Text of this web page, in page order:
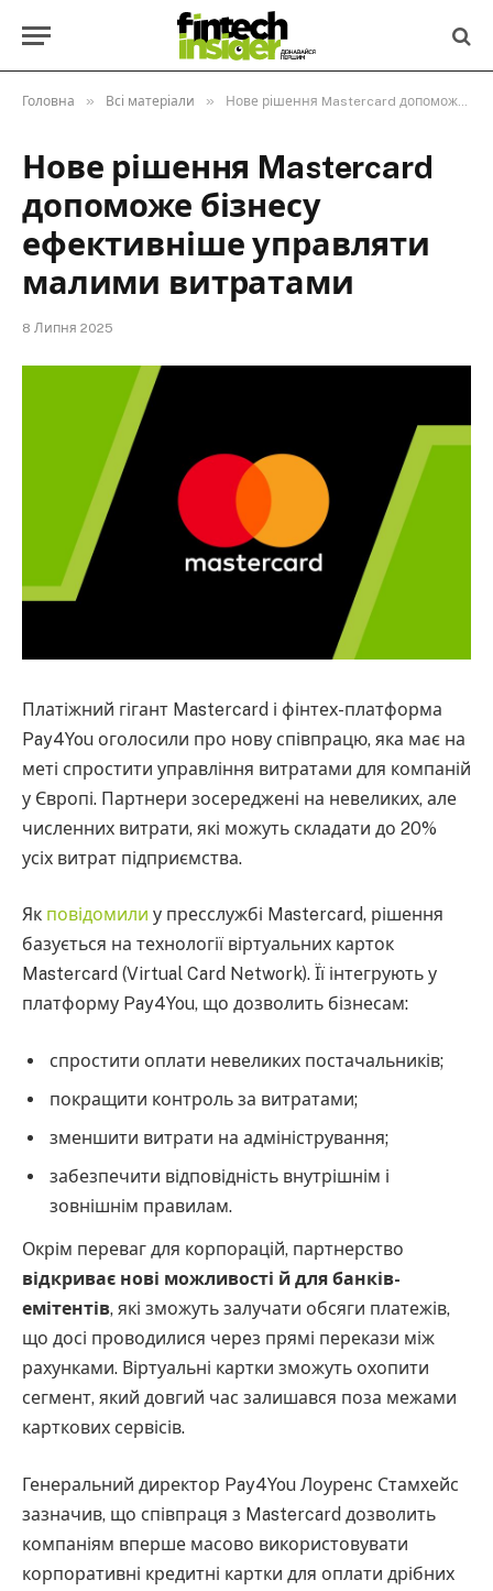
Головна » Всі матеріали » Нове рішення Mastercard допоможе бізнесу ефективніше управляти малими витратами
Нове рішення Mastercard
допоможе бізнесу
ефективніше управляти
малими витратами
8 Липня 2025
Платіжний гігант Mastercard і фінтех-платформа
Pay4You оголосили про нову співпрацю, яка має на
меті спростити управління витратами для компаній
у Європі. Партнери зосереджені на невеликих, але
численних витрати, які можуть складати до 20%
усіх витрат підприємства.
Як повідомили у пресслужбі Mastercard, рішення
базується на технології віртуальних карток
Mastercard (Virtual Card Network). Її інтегрують у
платформу Pay4You, що дозволить бізнесам:
спростити оплати невеликих постачальників;
покращити контроль за витратами;
зменшити витрати на адміністрування;
забезпечити відповідність внутрішнім і
зовнішнім правилам.
Окрім переваг для корпорацій, партнерство
відкриває нові можливості й для банків-
емітентів, які зможуть залучати обсяги платежів,
що досі проводилися через прямі перекази між
рахунками. Віртуальні картки зможуть охопити
сегмент, який довгий час залишався поза межами
карткових сервісів.
Генеральний директор Pay4You Лоуренс Стамхейс
зазначив, що співпраця з Mastercard дозволить
компаніям вперше масово використовувати
корпоративні кредитні картки для оплати дрібних